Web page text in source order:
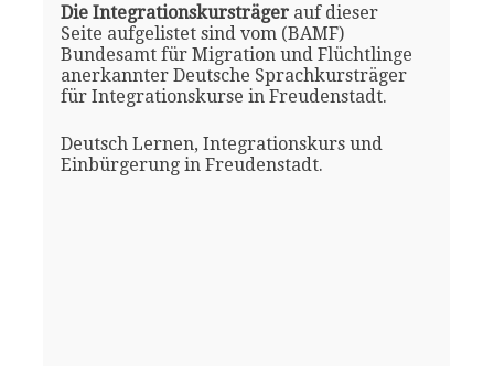
Die Integrationskursträgerauf dieser
Seite aufgelistet sind vom (BAMF)
Bundesamt für Migration und Flüchtlinge
anerkannter Deutsche Sprachkursträger
für Integrationskurse in Freudenstadt.
Deutsch Lernen, Integrationskurs und
Einbürgerung in Freudenstadt.